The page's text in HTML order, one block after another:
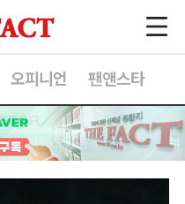
오피니언 팬앤스타